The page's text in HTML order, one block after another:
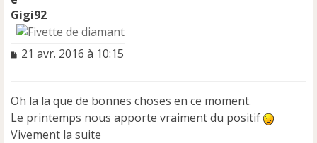
Gigi92
M
s
a
g
e
21 avr. 2016 à 10:15
Oh la la que de bonnes choses en ce moment.
Le printemps nous apporte vraiment du positif
Vivement la suite